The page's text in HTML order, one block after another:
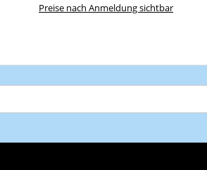
Preise nach Anmeldung sichtbar